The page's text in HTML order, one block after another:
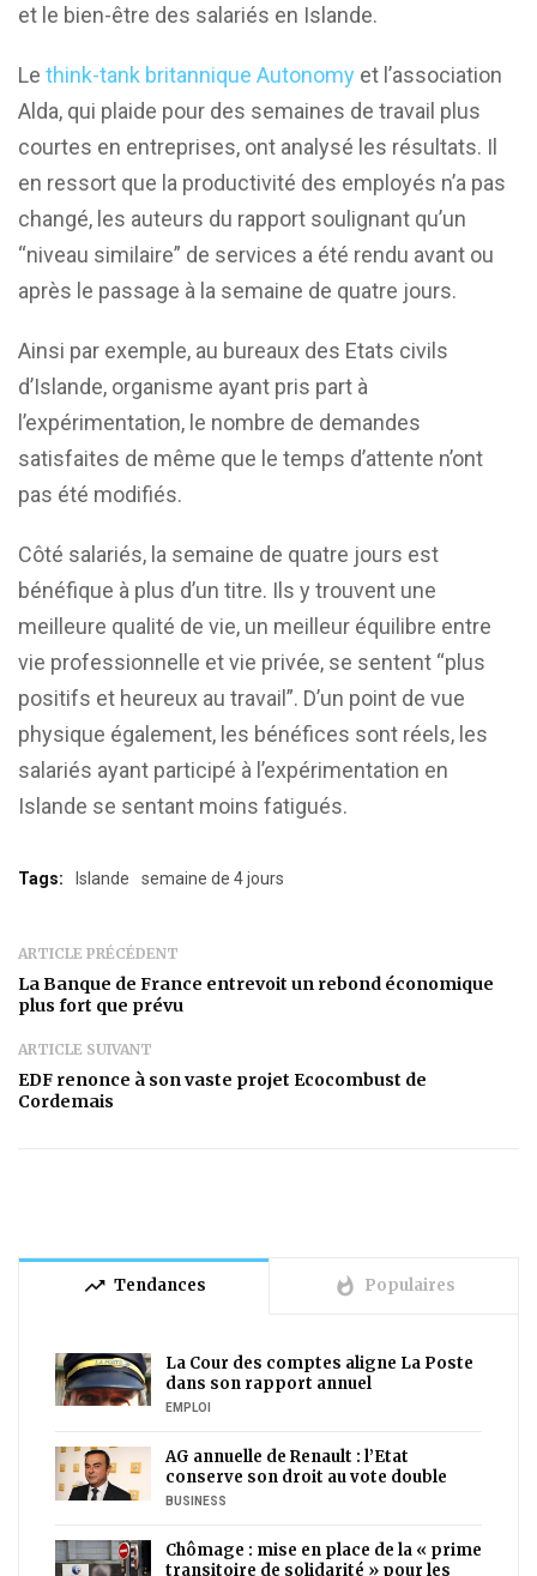
et le bien-être des salariés en Islande.
Le think-tank britannique Autonomy et l’association
Alda, qui plaide pour des semaines de travail plus
courtes en entreprises, ont analysé les résultats. Il
en ressort que la productivité des employés n’a pas
changé, les auteurs du rapport soulignant qu’un
“niveau similaire” de services a été rendu avant ou
après le passage à la semaine de quatre jours.
Ainsi par exemple, au bureaux des Etats civils
d’Islande, organisme ayant pris part à
l’expérimentation, le nombre de demandes
satisfaites de même que le temps d’attente n’ont
pas été modifiés.
Côté salariés, la semaine de quatre jours est
bénéfique à plus d’un titre. Ils y trouvent une
meilleure qualité de vie, un meilleur équilibre entre
vie professionnelle et vie privée, se sentent “plus
positifs et heureux au travail”. D’un point de vue
physique également, les bénéfices sont réels, les
salariés ayant participé à l’expérimentation en
Islande se sentant moins fatigués.
Tags: Islande semaine de 4 jours
ARTICLE PRÉCÉDENT
La Banque de France entrevoit un rebond économique
plus fort que prévu
ARTICLE SUIVANT
EDF renonce à son vaste projet Ecocombust de
Cordemais
trending_up Tendances whatshot Populaires
La Cour des comptes aligne La Poste
dans son rapport annuel
EMPLOI
AG annuelle de Renault : l’Etat
conserve son droit au vote double
BUSINESS
Chômage : mise en place de la « prime
transitoire de solidarité » pour les